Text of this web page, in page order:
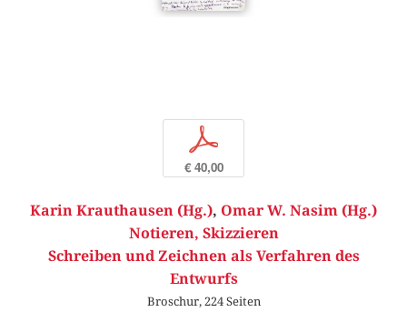
p
€ 40,00
Karin Krauthausen (Hg.), Omar W. Nasim (Hg.)
Notieren, Skizzieren
Schreiben und Zeichnen als Verfahren des
Entwurfs
Broschur, 224 Seiten